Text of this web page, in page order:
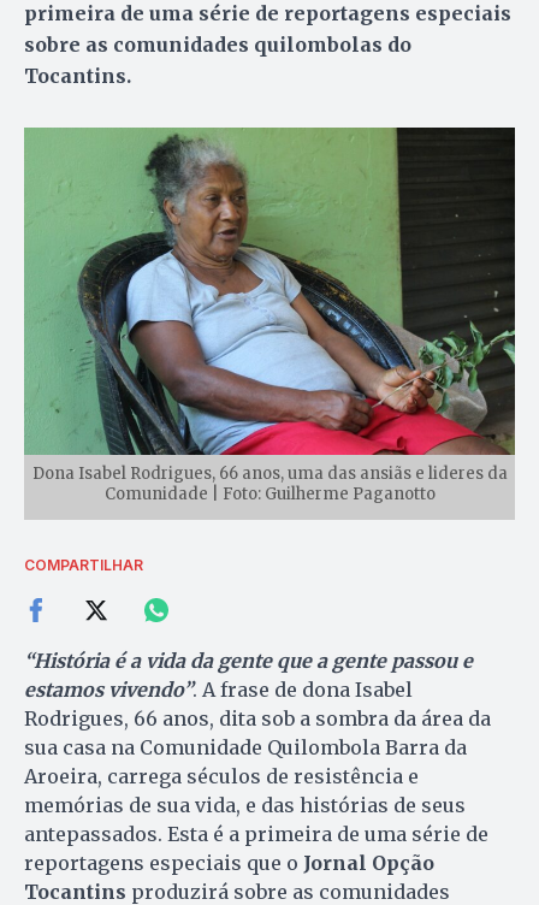
primeira de uma série de reportagens especiais
sobre as comunidades quilombolas do
Tocantins.
Dona Isabel Rodrigues, 66 anos, uma das ansiãs e lideres da
Comunidade | Foto: Guilherme Paganotto
COMPARTILHAR
“História é a vida da gente que a gente passou e
estamos vivendo”. A frase de dona Isabel
Rodrigues, 66 anos, dita sob a sombra da área da
sua casa na Comunidade Quilombola Barra da
Aroeira, carrega séculos de resistência e
memórias de sua vida, e das histórias de seus
antepassados. Esta é a primeira de uma série de
reportagens especiais que o Jornal Opção
Tocantins produzirá sobre as comunidades